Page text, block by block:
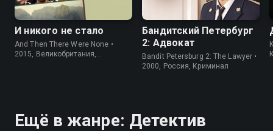
И никого не стало
And Then There Were None •
2015, Великобритания,
Бандитский Петербург
2: Адвокат
Bandit Petersburg 2: The Lawyer •
2000, Россия, Криминал
Ещё в жанре: Детектив